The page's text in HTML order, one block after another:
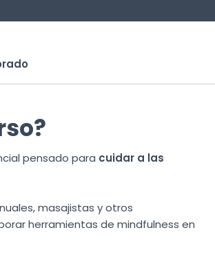
pensado para cuidar a las
masajistas y otros
herramientas de mindfulness en